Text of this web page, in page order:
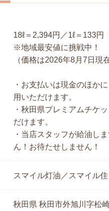
18ℓ＝2,394円／1ℓ＝133円
※地域最安値に挑戦中！
（価格は2026年8月7日現在
・お支払いは現金のほか
用いただけます。
・秋田県プレミアムチケ
だけます。
・当店スタッフが給油し
ん！お待たせしません！
スマイル灯油／スマイル
秋田県 秋田市外旭川字松